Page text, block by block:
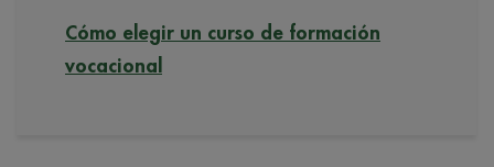
Cómo elegir un curso de formación
vocacional